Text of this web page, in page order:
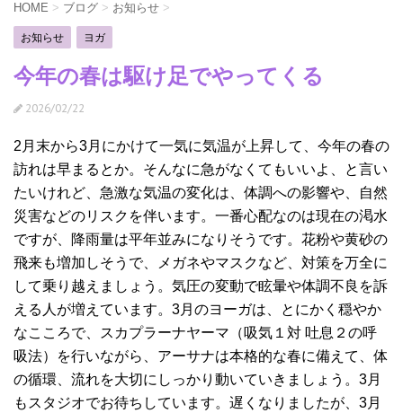
HOME > ブログ > お知らせ >
お知らせ ヨガ
今年の春は駆け足でやってくる
2026/02/22
2月末から3月にかけて一気に気温が上昇して、今年の春の
訪れは早まるとか。そんなに急がなくてもいいよ、と言い
たいけれど、急激な気温の変化は、体調への影響や、自然
災害などのリスクを伴います。一番心配なのは現在の渇水
ですが、降雨量は平年並みになりそうです。花粉や黄砂の
飛来も増加しそうで、メガネやマスクなど、対策を万全に
して乗り越えましょう。気圧の変動で眩暈や体調不良を訴
える人が増えています。3月のヨーガは、とにかく穏やか
なこころで、スカプラーナヤーマ（吸気１対 吐息２の呼
吸法）を行いながら、アーサナは本格的な春に備えて、体
の循環、流れを大切にしっかり動いていきましょう。3月
もスタジオでお待ちしています。遅くなりましたが、3月